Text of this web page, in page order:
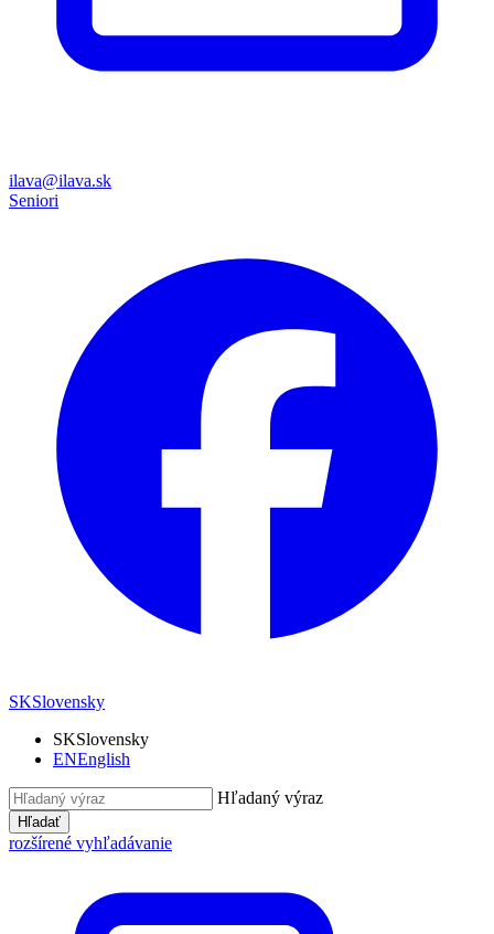
ilava@ilava.sk
Seniori
SKSlovensky
SKSlovensky
ENEnglish
Hľadaný výraz
Hľadať
rozšírené vyhľadávanie